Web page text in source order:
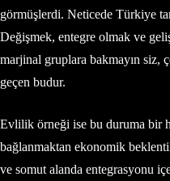
görmüşlerdi. Neticede Türkiye
Değişmek, entegre olmak ve
marjinal gruplara bakmayın siz,
geçen budur.
Evlilik örneği ise bu duruma bir
bağlanmaktan ekonomik
ve somut alanda entegrasyonu